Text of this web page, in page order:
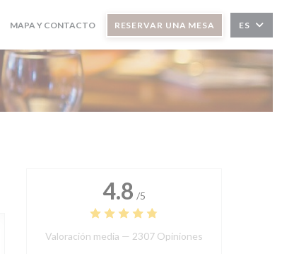
MAPA Y CONTACTO RESERVAR UNA MESA ES
4.8 /5
Valoración media — 2307 Opiniones